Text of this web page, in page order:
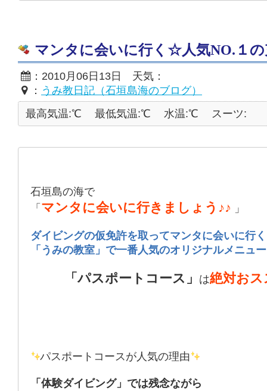
マンタに会いに行く☆人気NO.１
：2010月06日13日 天気：
： うみ教日記（石垣島海のブログ）
最高気温:℃
最低気温:℃ 水温:℃ スーツ:
石垣島の海で
「 マンタに会いに行きましょう♪♪ 」
ダイビングの仮免許を取ってマンタに会いに行く
「うみの教室」で一番人気のオリジナルメニュ
「パスポートコース」 は絶対お
パスポートコースが人気の理由
「体験ダイビング」では残念ながら